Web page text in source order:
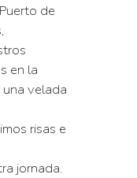
de
en la
velada
risas e
jornada.